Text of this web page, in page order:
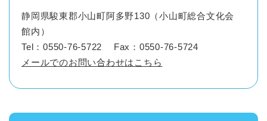
静岡県駿東郡小山町阿多野130（小山町総合文化会
館内）
Tel：0550-76-5722
Fax：0550-76-5724
メールでのお問い合わせはこちら